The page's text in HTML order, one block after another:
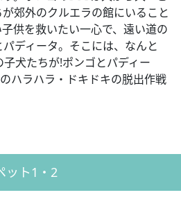
郊外のクルエラの館にいること
供を救いたい一心で、遠い道の
ディータ。そこには、なんと
犬たちが!ポンゴとパディー
ハラハラ・ドキドキの脱出作戦
ット1・2